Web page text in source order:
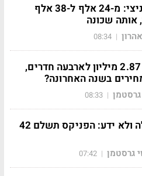
קריית קריניצי: מ-24 אלף ל-38 אלף
שכונה
|
08:34
מרום נווה: 2.87 מיליון לארבעה חדרים,
בשנה האחרונה?
גרסטמן |
08:33
נהג בשלילה ולא ידע: הפניקס תשלם 42
גרסטמן |
07:42